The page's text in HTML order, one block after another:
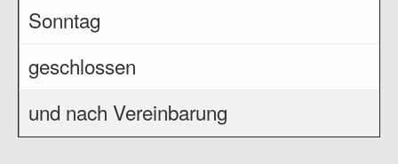
Sonntag
geschlossen
und nach Vereinbarung